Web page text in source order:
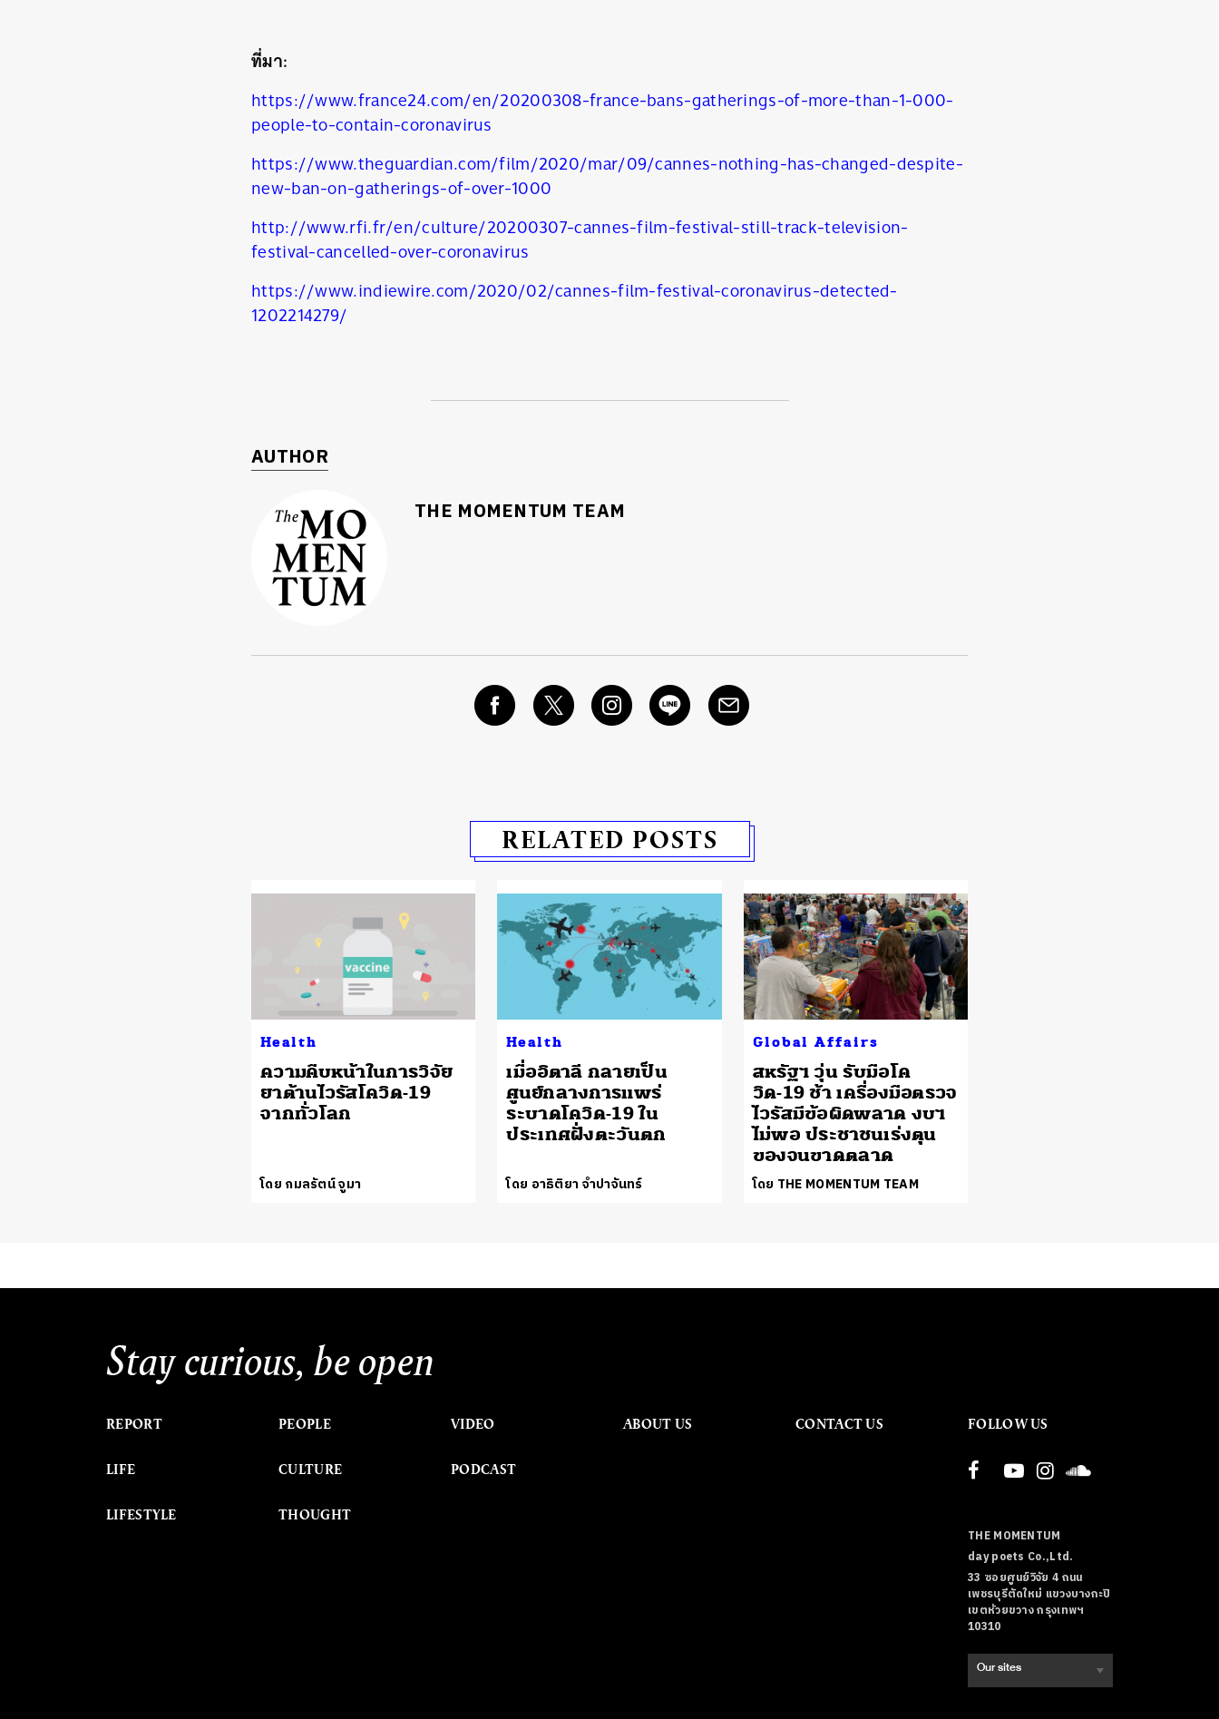
ที่มา:
https://www.france24.com/en/20200308-france-bans-gatherings-of-more-than-1-000-
people-to-contain-coronavirus
https://www.theguardian.com/film/2020/mar/09/cannes-nothing-has-changed-despite-
new-ban-on-gatherings-of-over-1000
http://www.rfi.fr/en/culture/20200307-cannes-film-festival-still-track-television-
festival-cancelled-over-coronavirus
https://www.indiewire.com/2020/02/cannes-film-festival-coronavirus-detected-
1202214279/
AUTHOR
THE MOMENTUM TEAM
RELATED POSTS
Health
ความคืบหน้าในการวิจัย
ยาต้านไวรัสโควิด-19
จากทั่วโลก
โดย กมลรัตน์ จูมา
Health
เมื่ออิตาลี กลายเป็น
ศูนย์กลางการแพร่
ระบาดโควิด-19 ใน
ประเทศฝั่งตะวันตก
โดย อาธิติยา จำปาจันทร์
Global Affairs
สหรัฐฯ วุ่น รับมือโค
วิด-19 ช้า เครื่องมือตรวจ
ไวรัสมีข้อผิดพลาด งบฯ
ไม่พอ ประชาชนเร่งตุน
ของจนขาดตลาด
โดย THE MOMENTUM TEAM
Stay curious, be open
REPORT
LIFE
LIFESTYLE
PEOPLE
CULTURE
THOUGHT
VIDEO
PODCAST
ABOUT US CONTACT US FOLLOW US
THE MOMENTUM
day poets Co.,Ltd.
33 ซอยศูนย์วิจัย 4 ถนน
เพชรบุรีตัดใหม่ แขวงบางกะปิ
เขตห้วยขวาง กรุงเทพฯ
10310